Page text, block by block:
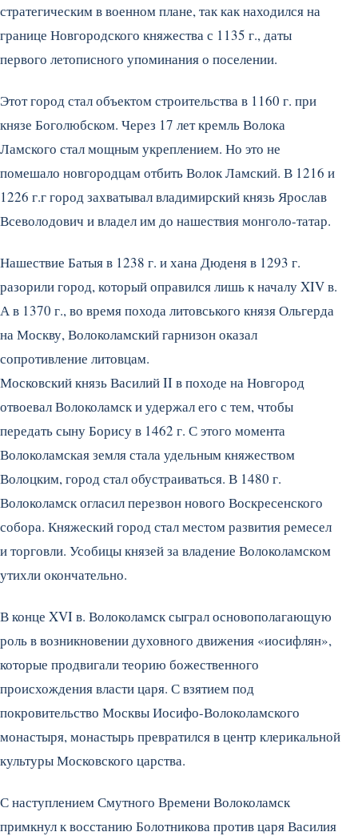
стратегическим в военном плане, так как находился на
границе Новгородского княжества с 1135 г., даты
первого летописного упоминания о поселении.
Этот город стал объектом строительства в 1160 г. при
князе Боголюбском. Через 17 лет кремль Волока
Ламского стал мощным укреплением. Но это не
помешало новгородцам отбить Волок Ламский. В 1216 и
1226 г.г город захватывал владимирский князь Ярослав
Всеволодович и владел им до нашествия монголо-татар.
Нашествие Батыя в 1238 г. и хана Дюденя в 1293 г.
разорили город, который оправился лишь к началу XIV в.
А в 1370 г., во время похода литовського князя Ольгерда
на Москву, Волоколамский гарнизон оказал
сопротивление литовцам.
Московский князь Василий II в походе на Новгород
отвоевал Волоколамск и удержал его с тем, чтобы
передать сыну Борису в 1462 г. С этого момента
Волоколамская земля стала удельным княжеством
Волоцким, город стал обустраиваться. В 1480 г.
Волоколамск огласил перезвон нового Воскресенского
собора. Княжеский город стал местом развития ремесел
и торговли. Усобицы князей за владение Волоколамском
утихли окончательно.
В конце XVI в. Волоколамск сыграл основополагающую
роль в возникновении духовного движения «иосифлян»,
которые продвигали теорию божественного
происхождения власти царя. С взятием под
покровительство Москвы Иосифо-Волоколамского
монастыря, монастырь превратился в центр клерикальной
культуры Московского царства.
С наступлением Смутного Времени Волоколамск
примкнул к восстанию Болотникова против царя Василия